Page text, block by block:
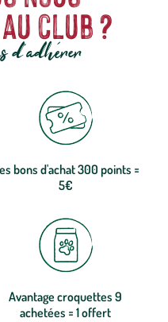
club ?
d'adhérer
bons d'achat 300 points =
5€
Avantage croquettes 9
achetées = 1 offert